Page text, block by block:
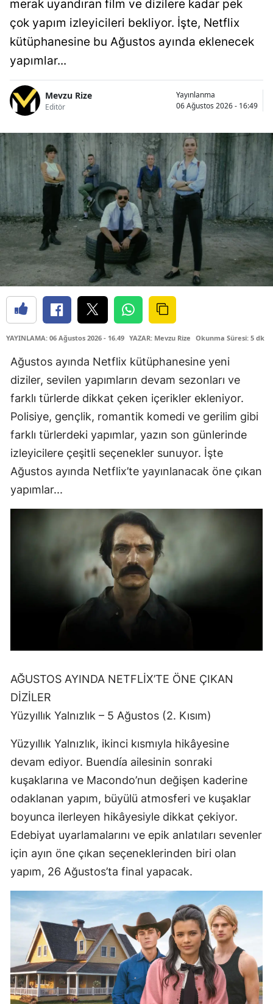
merak uyandıran film ve dizilere kadar pek
çok yapım izleyicileri bekliyor. İşte, Netflix
kütüphanesine bu Ağustos ayında eklenecek
yapımlar...
Mevzu Rize
Editör
Yayınlanma
06 Ağustos 2026 - 16:49
YAYINLAMA: 06 Ağustos 2026 - 16.49 YAZAR: Mevzu Rize Okunma Süresi: 5 dk
Ağustos ayında Netflix kütüphanesine yeni
diziler, sevilen yapımların devam sezonları ve
farklı türlerde dikkat çeken içerikler ekleniyor.
Polisiye, gençlik, romantik komedi ve gerilim gibi
farklı türlerdeki yapımlar, yazın son günlerinde
izleyicilere çeşitli seçenekler sunuyor. İşte
Ağustos ayında Netflix’te yayınlanacak öne çıkan
yapımlar...
AĞUSTOS AYINDA NETFLİX’TE ÖNE ÇIKAN
DİZİLER
Yüzyıllık Yalnızlık – 5 Ağustos (2. Kısım)
Yüzyıllık Yalnızlık, ikinci kısmıyla hikâyesine
devam ediyor. Buendía ailesinin sonraki
kuşaklarına ve Macondo’nun değişen kaderine
odaklanan yapım, büyülü atmosferi ve kuşaklar
boyunca ilerleyen hikâyesiyle dikkat çekiyor.
Edebiyat uyarlamalarını ve epik anlatıları sevenler
için ayın öne çıkan seçeneklerinden biri olan
yapım, 26 Ağustos’ta final yapacak.